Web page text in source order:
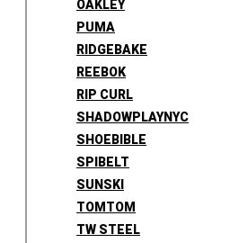
OAKLEY
PUMA
RIDGEBAKE
REEBOK
RIP CURL
SHADOWPLAYNYC
SHOEBIBLE
SPIBELT
SUNSKI
TOMTOM
TW STEEL